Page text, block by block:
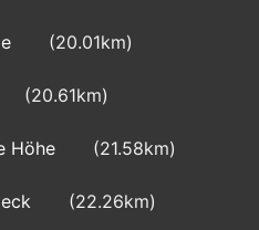
(20.01km)
(20.61km)
Höhe
(21.58km)
(22.26km)